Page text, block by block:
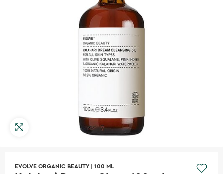
EVOLVE ORGANIC BEAUTY 100 ML